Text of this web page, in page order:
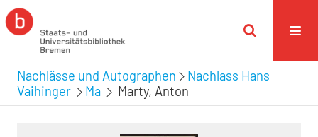
Nachlässe und Autographen
Nachlass Hans
Vaihinger
Ma Marty, Anton